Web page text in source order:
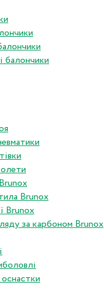
балончики
Brunox
Brunox
за карбоном Brunox